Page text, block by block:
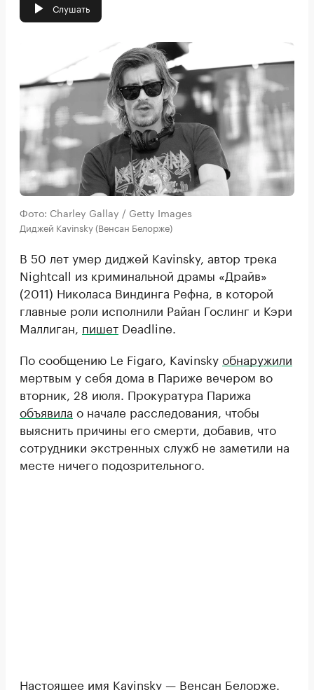
Слушать
Фото: Charley Gallay / Getty Images
Диджей Kavinsky (Венсан Белорже)
В 50 лет умер диджей Kavinsky, автор трека
Nightcall из криминальной драмы «Драйв»
(2011) Николаса Виндинга Рефна, в которой
главные роли исполнили Райан Гослинг и Кэри
Маллиган, пишет Deadline.
По сообщению Le Figaro, Kavinskyобнаружили
мертвым у себя дома в Париже вечером во
вторник, 28 июля. Прокуратура Парижа
объявила о начале расследования, чтобы
выяснить причины его смерти, добавив, что
сотрудники экстренных служб не заметили на
месте ничего подозрительного.
Настоящее имя Kavinsky — Венсан Белорже.